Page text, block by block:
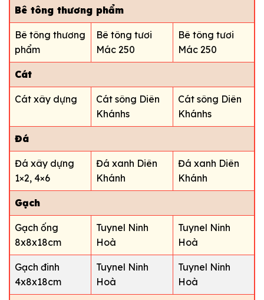
Bê tông thương phẩm
Bê tông thương
phẩm
Bê tông tươi
Mác 250
Bê tông tươi
Mác 250
Cát
Cát xây dựng
Cát sông Diên
Khánhs
Cát sông Diên
Khánhs
Đá
Đá xây dựng
1×2, 4×6
Đá xanh Diên
Khánh
Đá xanh Diên
Khánh
Gạch
Gạch ống
8x8x18cm
Tuynel Ninh
Hoà
Tuynel Ninh
Hoà
Gạch đinh
4x8x18cm
Tuynel Ninh
Hoà
Tuynel Ninh
Hoà